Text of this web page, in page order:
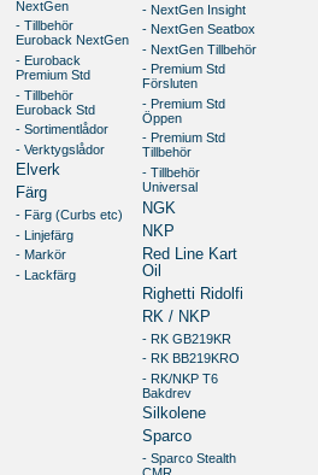
NextGen
- Tillbehör
Euroback NextGen
- Euroback
Premium Std
- Tillbehör
Euroback Std
- Sortimentlådor
- Verktygslådor
Elverk
Färg
- Färg (Curbs etc)
- Linjefärg
- Markör
- Lackfärg
- NextGen Insight
- NextGen Seatbox
- NextGen Tillbehör
- Premium Std
Försluten
- Premium Std
Öppen
- Premium Std
Tillbehör
- Tillbehör
Universal
NGK
NKP
Red Line Kart
Oil
Righetti Ridolfi
RK / NKP
- RK GB219KR
- RK BB219KRO
- RK/NKP T6
Bakdrev
Silkolene
Sparco
- Sparco Stealth